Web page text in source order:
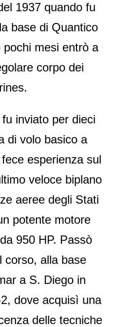
1937 quando fu
base di Quantico
mesi entrò a
corpo dei
inviato per dieci
di volo basico a
esperienza sul
veloce biplano
aeree degli Stati
potente motore
950 HP. Passò
corso, alla base
a S. Diego in
dove acquisì una
delle tecniche